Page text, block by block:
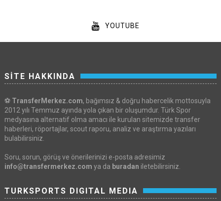
YOUTUBE
SİTE HAKKINDA
⚽ TransferMerkez.com, bağımsız & doğru habercelik mottosuyla
2012 yılı Temmuz ayında yola çıkan bir oluşumdur. Türk Spor
medyasına alternatif olma amacı ile kurulan sitemizde transfer
haberleri, röportajlar, scout raporu, analiz ve araştırma yazıları
bulabilirsiniz.
Soru, sorun, görüş ve önerilerinizi e-posta adresimiz
info@transfermerkez.com ya da buradan iletebilirsiniz.
TURKSPORTS DIGITAL MEDIA